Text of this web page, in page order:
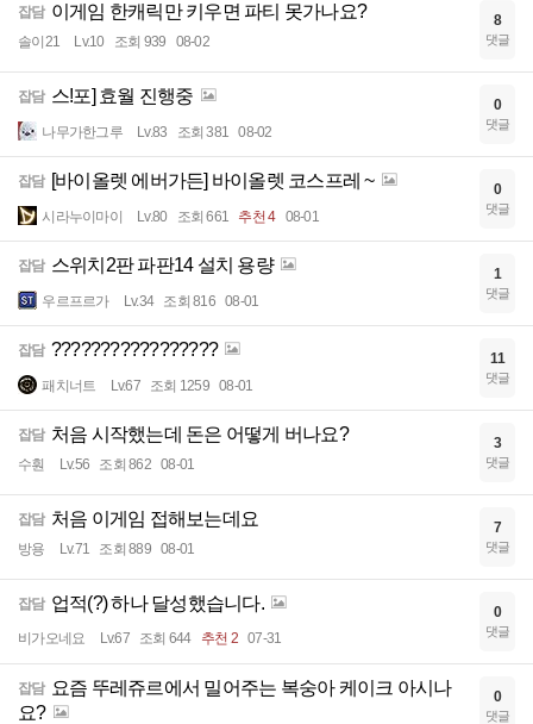
잡담 이게임 한캐릭만 키우면 파티 못가나요?
솔이21 Lv.10 조회 939 08-02
8
댓글
잡담 스!포] 효월 진행중
나무가한그루 Lv.83 조회 381 08-02
0
댓글
잡담 [바이올렛 에버가든] 바이올렛 코스프레 ~
시라누이마이 Lv.80 조회 661 추천 4 08-01
0
댓글
잡담 스위치2판 파판14 설치 용량
우르프르가 Lv.34 조회 816 08-01
1
댓글
잡담 ?????????????????
패치너트 Lv.67 조회 1259 08-01
11
댓글
잡담 처음 시작했는데 돈은 어떻게 버나요?
수훤 Lv.56 조회 862 08-01
3
댓글
잡담 처음 이게임 접해보는데요
방용 Lv.71 조회 889 08-01
7
댓글
잡담 업적(?) 하나 달성했습니다.
비가오네요 Lv.67 조회 644 추천 2 07-31
0
댓글
잡담 요즘 뚜레쥬르에서 밀어주는 복숭아 케이크 아시나
요?
0
댓글